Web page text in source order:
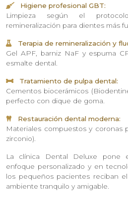
Higiene profesional GBT:
Limpieza según el
remineralización para dientes más
Terapia de remineralización y
Gel APF, barniz NaF y espuma
esmalte dental.
Tratamiento de pulpa dental:
Cementos biocerámicos
perfecto con dique de goma.
Restauración dental moderna:
Materiales compuestos y coronas
zirconio).
La clínica Dental Deluxe pone
enfoque personalizado y en
los pequeños pacientes reciban
ambiente tranquilo y amigable.